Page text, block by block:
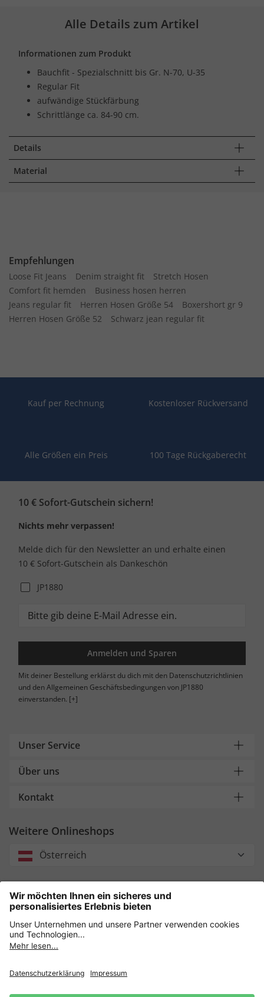
Alle Details zum Artikel
Informationen zum Produkt
Bauchfit - Spezialschnitt bis Gr. N-70, U-35
Regular Fit
aufwändige Stückfärbung
Schrittlänge ca. 84-90 cm.
Details
Material
Empfehlungen
Loose Fit Jeans Denim straight fit
Stretch Hosen
Comfort fit hemden
Business hosen herren
Jeans regular fit
Herren Hosen Größe 54
Boxershort gr 9
Herren Hosen Größe 52
Schwarz jean regular fit
Kauf per Rechnung Kostenloser Rückversand
Alle Größen ein Preis 100 Tage Rückgaberecht
10 € Sofort-Gutschein sichern!
Nichts mehr verpassen!
Melde dich für den Newsletter an und erhalte einen
10 € Sofort-Gutschein als Dankeschön
JP1880
Anmelden und Sparen
Mit deiner Bestellung erklärst du dich mit den Datenschutzrichtlinien
und den Allgemeinen Geschäftsbedingungen von JP1880
einverstanden. [+]
Unser Service
Über uns
Kontakt
Weitere Onlineshops
Österreich
Unsere Zahlungsarten
Sicher einkaufen mit